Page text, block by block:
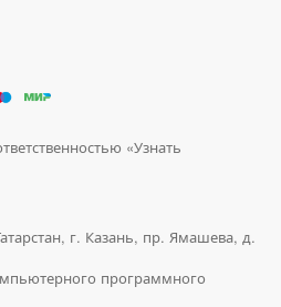
«Узнать
г. Казань, пр. Ямашева, д.
программного